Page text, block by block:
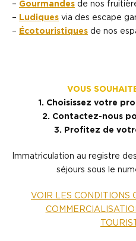
– Gourmandes de nos
– Ludiques via des escape
– Écotouristiques de nos
VOUS
1. Choisissez votre
2. Contactez-nous
3. Profitez de
Immatriculation au registre
séjours sous le
VOIR LES CONDITIONS